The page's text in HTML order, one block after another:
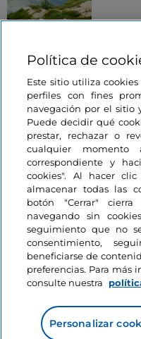
Información del sitio
Enlaces útiles
Acceso
Estamos en contacto
Política de
Este sitio utiliza
perfiles con fines
navegación por el sitio
Puede decidir qué
prestar, rechazar o
cualquier momento
correspondiente y
cookies". Al hacer
almacenar todas las
botón "Cerrar"
navegando sin
seguimiento que no
consentimiento,
beneficiarse de
preferencias. Para más
consulte nuestra
Personalizar